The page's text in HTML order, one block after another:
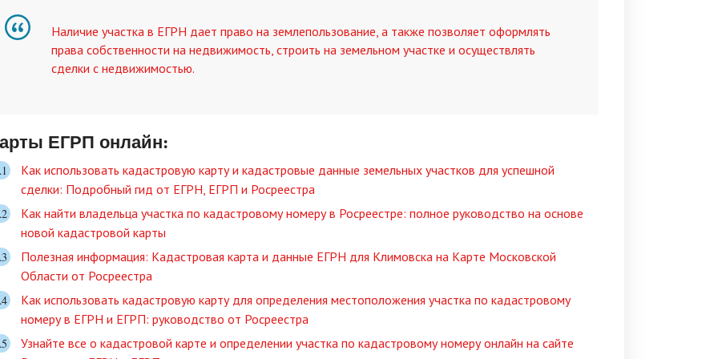
Наличие участка в ЕГРН дает право на землепользование, а также позволяет оформлять
права собственности на недвижимость, строить на земельном участке и осуществлять
сделки с недвижимостью.
ЕГРП онлайн:
Как использовать кадастровую карту и кадастровые данные земельных участков для успешной
сделки: Подробный гид от ЕГРН, ЕГРП и Росреестра
Как найти владельца участка по кадастровому номеру в Росреестре: полное руководство на основе
новой кадастровой карты
Полезная информация: Кадастровая карта и данные ЕГРН для Климовска на Карте Московской
Области от Росреестра
Как использовать кадастровую карту для определения местоположения участка по кадастровому
номеру в ЕГРН и ЕГРП: руководство от Росреестра
Узнайте все о кадастровой карте и определении участка по кадастровому номеру онлайн на сайте